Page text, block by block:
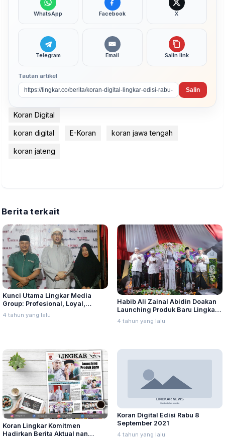
WhatsApp Facebook X
Telegram Email Salin link
Tautan artikel
Salin
Koran Digital
koran digital E-Koran koran jawa tengah
koran jateng
Berita terkait
Kunci Utama Lingkar Media
Group: Profesional, Loyal,
Militan
4 tahun yang lalu
Habib Ali Zainal Abidin Doakan
Launching Produk Baru Lingkar
Media Group
4 tahun yang lalu
Koran Lingkar Komitmen
Hadirkan Berita Aktual nan
Koran Digital Edisi Rabu 8
September 2021
4 tahun yang lalu